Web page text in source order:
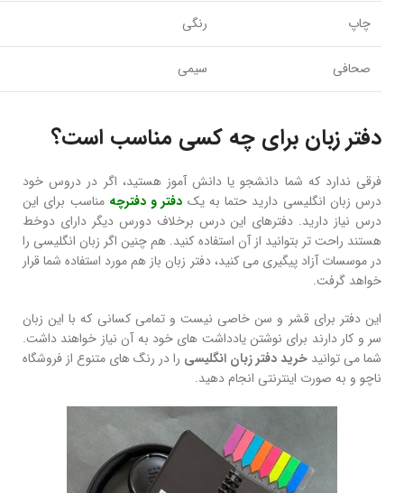
چاپ رنگی
صحافی سیمی
دفتر زبان برای چه کسی مناسب است؟
فرقی ندارد که شما دانشجو یا دانش آموز هستید، اگر در دروس خود
درس زبان انگلیسی دارید حتما به یک دفتر و دفترچه مناسب برای این
درس نیاز دارید. دفترهای این درس برخلاف دورس دیگر دارای دوخط
هستند راحت تر بتوانید از آن استفاده کنید. هم چنین اگر زبان انگلیسی را
در موسسات آزاد پیگیری می کنید، دفتر زبان باز هم مورد استفاده شما قرار
خواهد گرفت.
این دفتر برای قشر و سن خاصی نیست و تمامی کسانی که با این زبان
سر و کار دارند برای نوشتن یادداشت های خود به آن نیاز خواهند داشت.
شما می توانید خرید دفتر زبان انگلیسی را در رنگ های متنوع از فروشگاه
ناچو و به صورت اینترنتی انجام دهید.